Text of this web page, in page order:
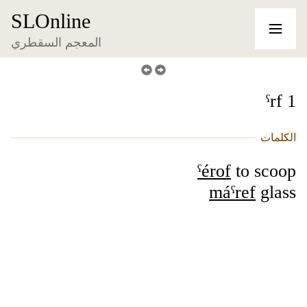
SLOnline
المعجم السقطري
ˁrf 1
الكلمات
ˁérof to scoop
máˁref glass